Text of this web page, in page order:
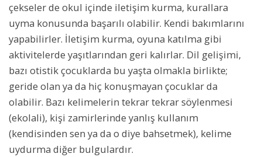
çekseler de okul içinde iletişim kurma, kurallara
uyma konusunda başarılı olabilir. Kendi bakımlarını
yapabilirler. İletişim kurma, oyuna katılma gibi
aktivitelerde yaşıtlarından geri kalırlar. Dil gelişimi,
bazı otistik çocuklarda bu yaşta olmakla birlikte;
geride olan ya da hiç konuşmayan çocuklar da
olabilir. Bazı kelimelerin tekrar tekrar söylenmesi
(ekolali), kişi zamirlerinde yanlış kullanım
(kendisinden sen ya da o diye bahsetmek), kelime
uydurma diğer bulgulardır.